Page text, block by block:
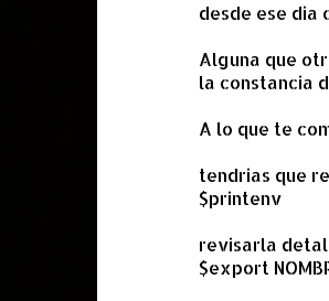
desde ese dia
Alguna que
la constancia
A lo que te
tendrias que
$printenv
revisarla
$export